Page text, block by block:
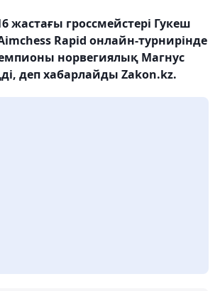
жастағы гроссмейстері Гукеш
Rapid онлайн-турнирінде
норвегиялық Магнус
деп хабарлайды Zakon.kz.